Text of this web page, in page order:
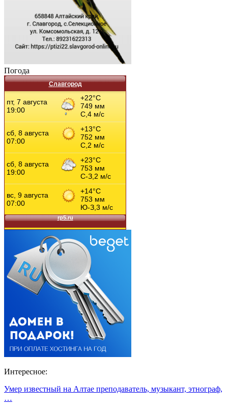
Погода
Славгород
Интересное:
Умер известный на Алтае преподаватель, музыкант, этнограф,
…